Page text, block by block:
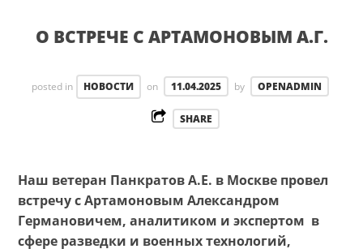
О ВСТРЕЧЕ С АРТАМОНОВЫМ А.Г.
posted in НОВОСТИ on 11.04.2025 by OPENADMIN
SHARE
Наш ветеран Панкратов А.Е. в Москве провел
встречу с Артамоновым Александром
Германовичем, аналитиком и экспертом в
сфере разведки и военных технологий,